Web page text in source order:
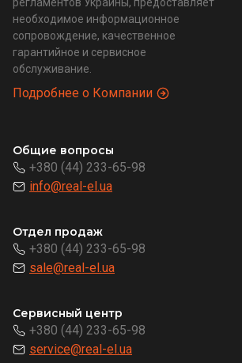
необходимое информационное
сопровождение, качественное
гарантийное и сервисное
обслуживание.
Подробнее о Компании
Общие вопросы
+380 (44) 233-65-98
info@real-el.ua
Отдел продаж
+380 (44) 233-65-98
sale@real-el.ua
Сервисный центр
+380 (44) 233-65-98
service@real-el.ua